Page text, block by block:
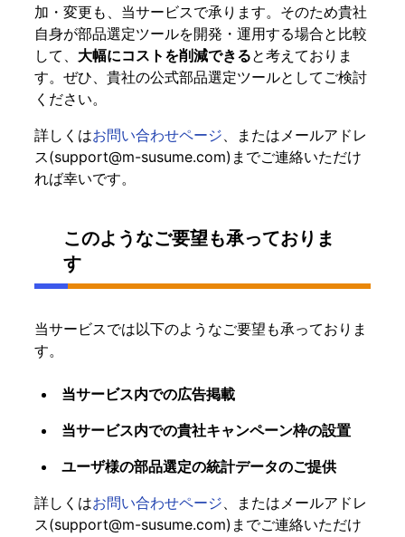
加・変更も、当サービスで承ります。そのため貴社
自身が部品選定ツールを開発・運用する場合と比較
して、 大幅にコストを削減できると考えておりま
す。ぜひ、貴社の公式部品選定ツールとしてご検討
ください。
詳しくはお問い合わせページ、またはメールアドレ
ス(support@m-susume.com)までご連絡いただけ
れば幸いです。
このようなご要望も承っておりま
す
当サービスでは以下のようなご要望も承っておりま
す。
当サービス内での広告掲載
当サービス内での貴社キャンペーン枠の設置
ユーザ様の部品選定の統計データのご提供
詳しくはお問い合わせページ、またはメールアドレ
ス(support@m-susume.com)までご連絡いただけ